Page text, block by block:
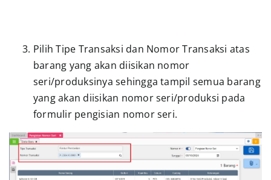
Pilih Tipe Transaksi dan Nomor Transaksi atas
barang yang akan diisikan nomor
seri/produksinya sehingga tampil semua barang
yang akan diisikan nomor seri/produksi pada
formulir pengisian nomor seri.